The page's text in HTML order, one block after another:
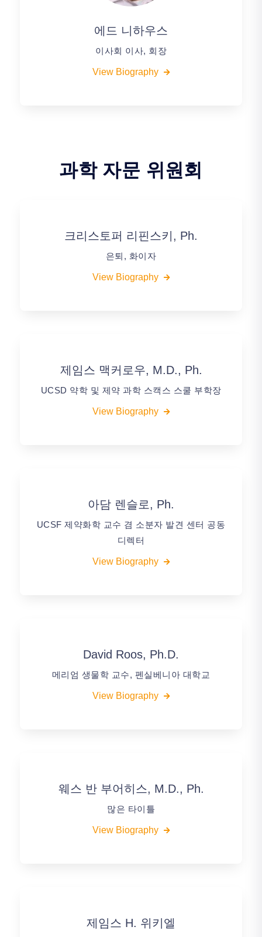
에드 니하우스
이사회 이사, 회장
View Biography
과학 자문 위원회
크리스토퍼 리핀스키, Ph.
은퇴, 화이자
View Biography
제임스 맥커로우, M.D., Ph.
UCSD 약학 및 제약 과학 스캑스 스쿨 부학장
View Biography
아담 렌슬로, Ph.
UCSF 제약화학 교수 겸 소분자 발견 센터 공동
디렉터
View Biography
David Roos, Ph.D.
메리엄 생물학 교수, 펜실베니아 대학교
View Biography
웨스 반 부어히스, M.D., Ph.
많은 타이틀
View Biography
제임스 H. 위키엘